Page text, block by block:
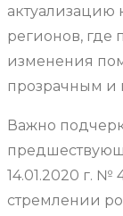
актуализацию
регионов, где
изменения
прозрачным и
Важно
14.01.2020 г. №
стремлении